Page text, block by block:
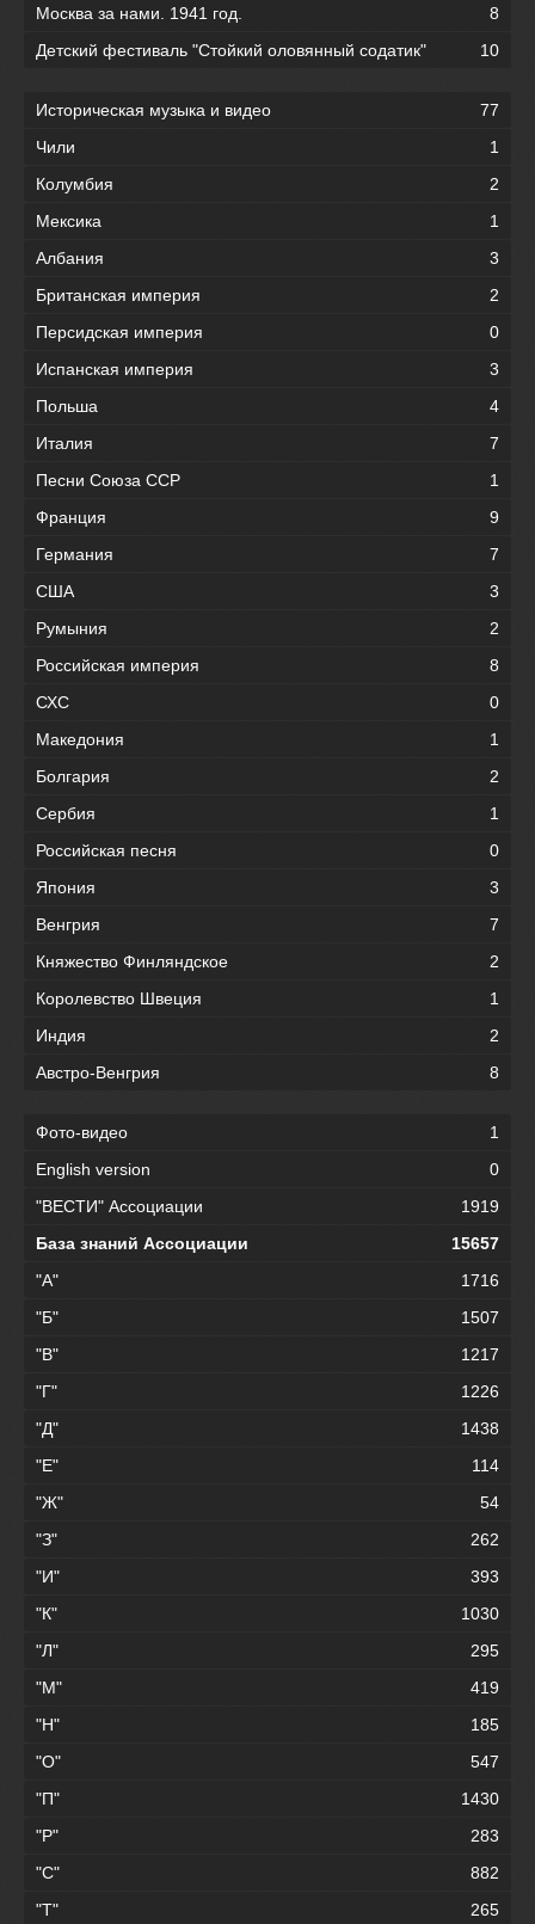
Москва за нами. 1941 год.
8
Детский фестиваль "Стойкий оловянный содатик"
10
Историческая музыка и видео
77
Чили
1
Колумбия
2
Мексика
1
Албания
3
Британская империя
2
Персидская империя
0
Испанская империя
3
Польша
4
Италия
7
Песни Союза ССР
1
Франция
9
Германия
7
США
3
Румыния
2
Российская империя
8
СХС
0
Македония
1
Болгария
2
Сербия
1
Российская песня
0
Япония
3
Венгрия
7
Княжество Финляндское
2
Королевство Швеция
1
Индия
2
Австро-Венгрия
8
Фото-видео
1
English version
0
"ВЕСТИ" Ассоциации
1919
База знаний Ассоциации
15657
"А"
1716
"Б"
1507
"В"
1217
"Г"
1226
"Д"
1438
"Е"
114
"Ж"
54
"З"
262
"И"
393
"К"
1030
"Л"
295
"М"
419
"Н"
185
"О"
547
"П"
1430
"Р"
283
"С"
882
"Т"
265